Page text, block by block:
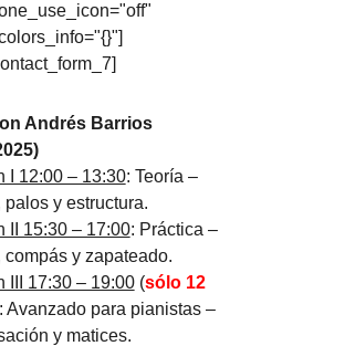
Andrés Barrios
I 12:00 – 13:30: Teoría –
palos y estructura.
II 15:30 – 17:00: Práctica –
compás y zapateado.
III 17:30 – 19:00(sólo 12
Avanzado para pianistas –
y matices.